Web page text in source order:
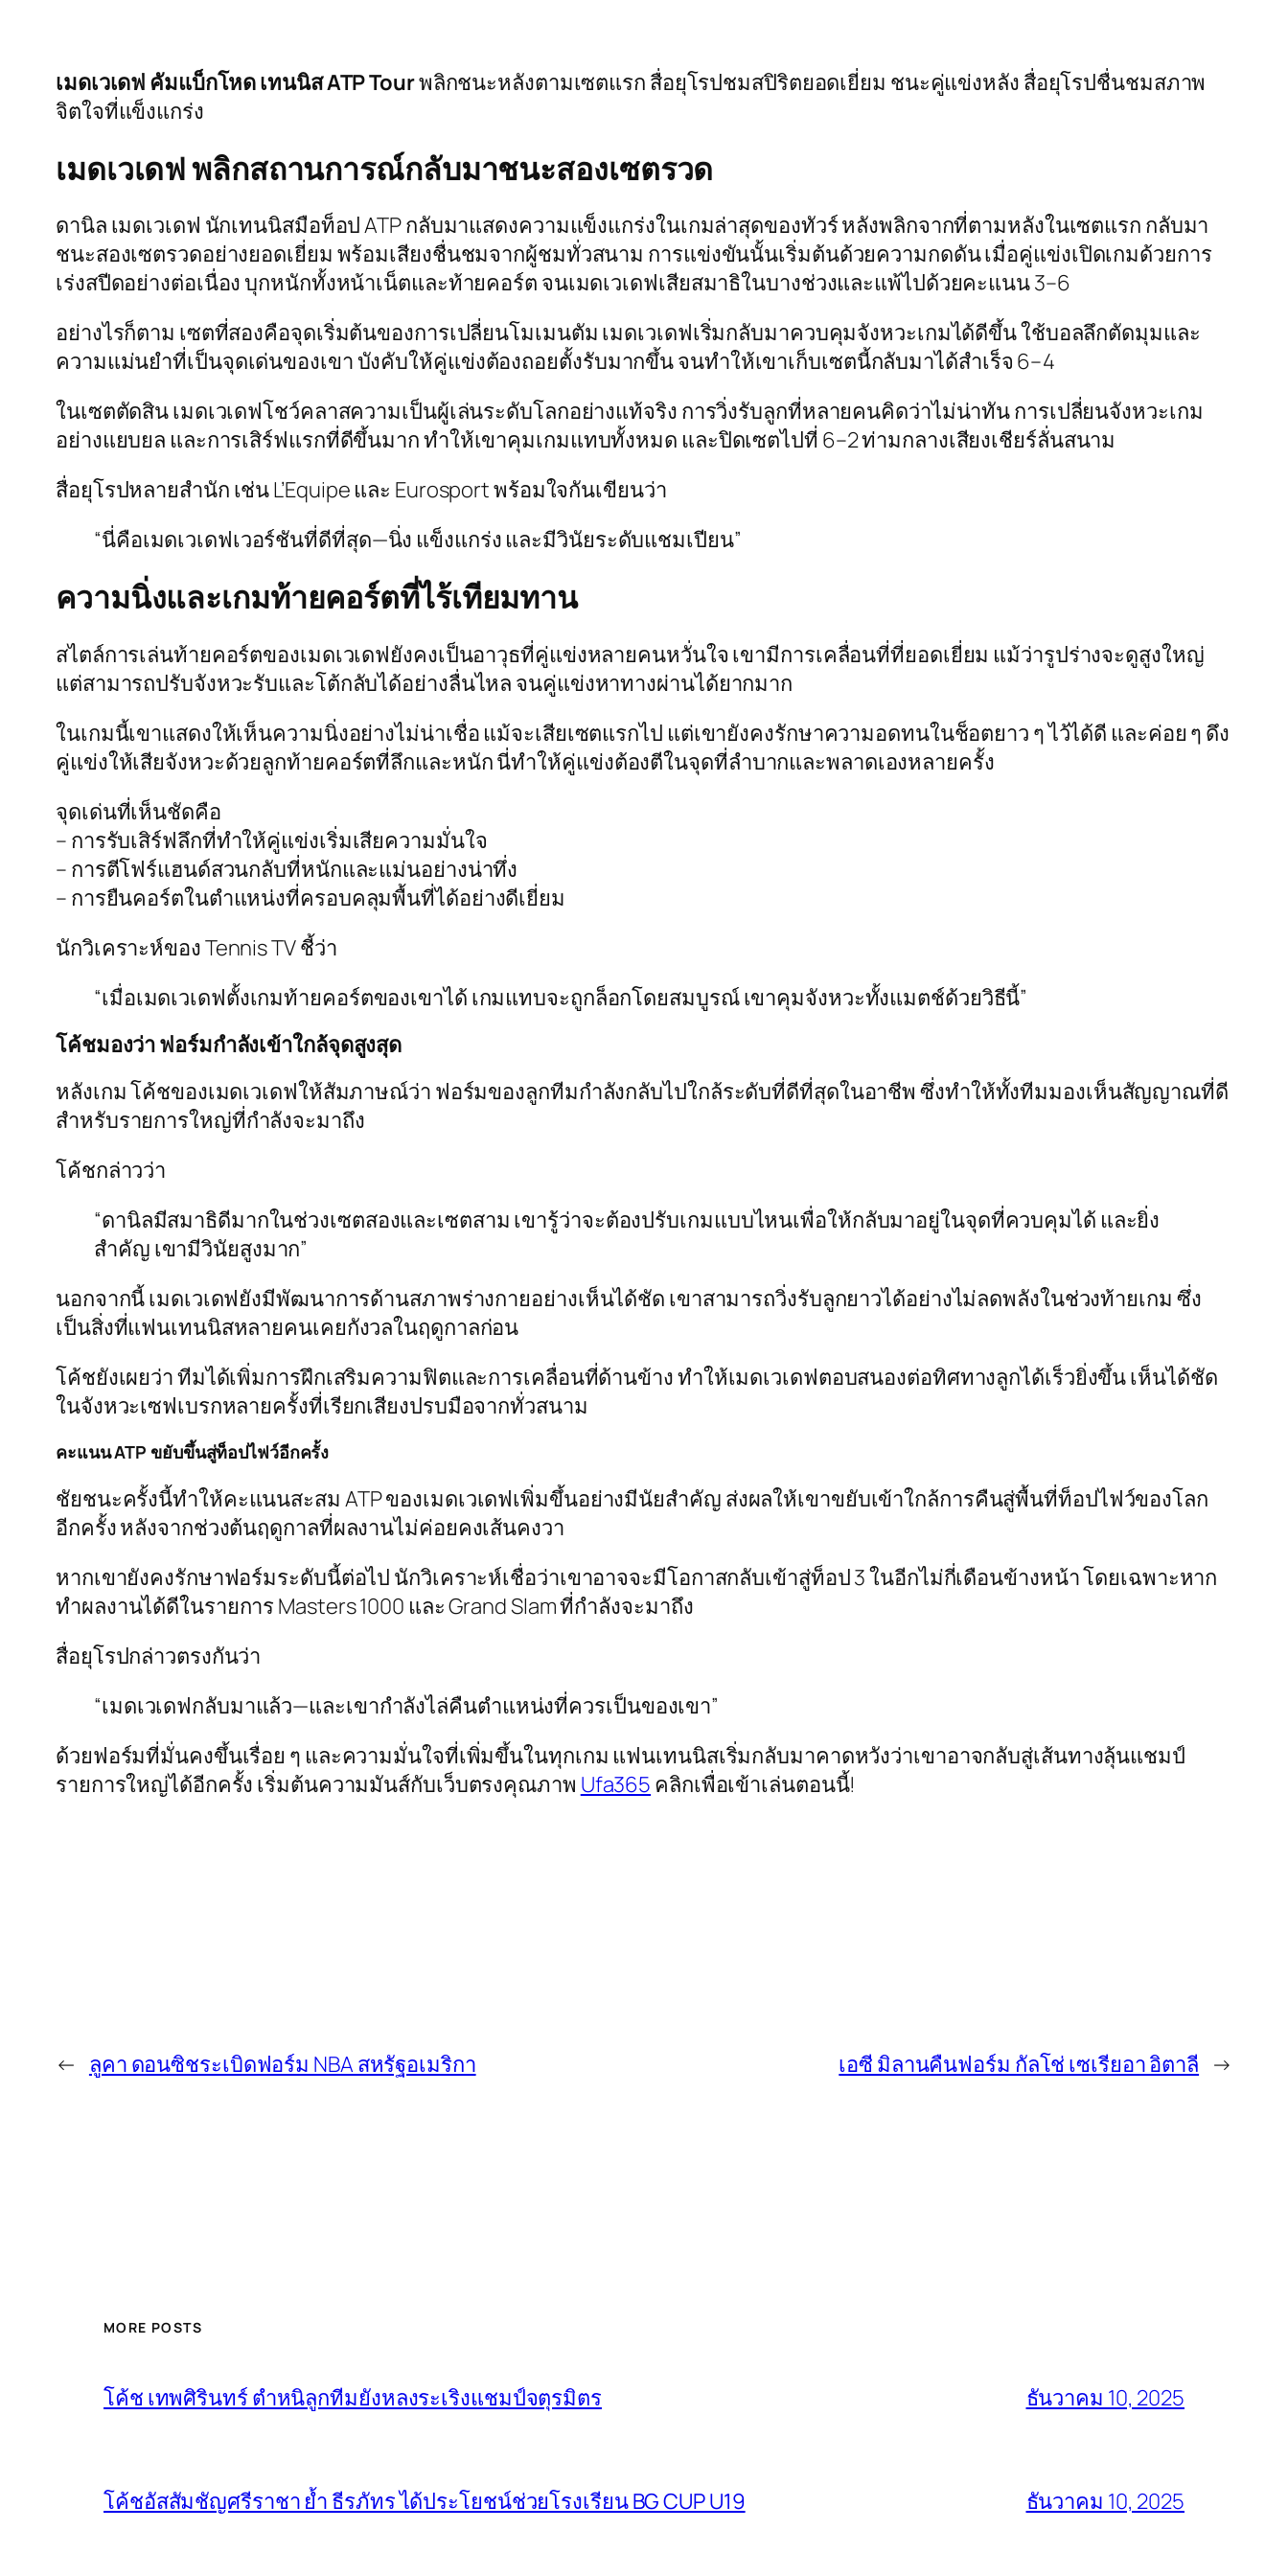
เมดเวเดฟ คัมแบ็กโหดเทนนิส ATP Tourพลิกชนะหลังตามเซตแรก สื่อยุโรปชมสปิริตยอดเยี่ยม ชนะคู่แข่งหลัง สื่อยุโรปชื่นชมสภาพ
จิตใจที่แข็งแกร่ง
เมดเวเดฟ พลิกสถานการณ์กลับมาชนะสองเซตรวด
ดานิล เมดเวเดฟ นักเทนนิสมือท็อป ATP กลับมาแสดงความแข็งแกร่งในเกมล่าสุดของทัวร์ หลังพลิกจากที่ตามหลังในเซตแรก กลับมา
ชนะสองเซตรวดอย่างยอดเยี่ยม พร้อมเสียงชื่นชมจากผู้ชมทั่วสนาม การแข่งขันนั้นเริ่มต้นด้วยความกดดัน เมื่อคู่แข่งเปิดเกมด้วยการ
เร่งสปีดอย่างต่อเนื่อง บุกหนักทั้งหน้าเน็ตและท้ายคอร์ต จนเมดเวเดฟเสียสมาธิในบางช่วงและแพ้ไปด้วยคะแนน 3–6
อย่างไรก็ตาม เซตที่สองคือจุดเริ่มต้นของการเปลี่ยนโมเมนตัม เมดเวเดฟเริ่มกลับมาควบคุมจังหวะเกมได้ดีขึ้น ใช้บอลลึกตัดมุมและ
ความแม่นยำที่เป็นจุดเด่นของเขา บังคับให้คู่แข่งต้องถอยตั้งรับมากขึ้น จนทำให้เขาเก็บเซตนี้กลับมาได้สำเร็จ 6–4
ในเซตตัดสิน เมดเวเดฟโชว์คลาสความเป็นผู้เล่นระดับโลกอย่างแท้จริง การวิ่งรับลูกที่หลายคนคิดว่าไม่น่าทัน การเปลี่ยนจังหวะเกม
อย่างแยบยล และการเสิร์ฟแรกที่ดีขึ้นมาก ทำให้เขาคุมเกมแทบทั้งหมด และปิดเซตไปที่ 6–2 ท่ามกลางเสียงเชียร์ลั่นสนาม
สื่อยุโรปหลายสำนัก เช่นL’Equipe และ Eurosportพร้อมใจกันเขียนว่า
“นี่คือเมดเวเดฟเวอร์ชันที่ดีที่สุด—นิ่ง แข็งแกร่ง และมีวินัยระดับแชมเปียน”
ความนิ่งและเกมท้ายคอร์ตที่ไร้เทียมทาน
สไตล์การเล่นท้ายคอร์ตของเมดเวเดฟยังคงเป็นอาวุธที่คู่แข่งหลายคนหวั่นใจ เขามีการเคลื่อนที่ที่ยอดเยี่ยม แม้ว่ารูปร่างจะดูสูงใหญ่
แต่สามารถปรับจังหวะรับและโต้กลับได้อย่างลื่นไหล จนคู่แข่งหาทางผ่านได้ยากมาก
ในเกมนี้เขาแสดงให้เห็นความนิ่งอย่างไม่น่าเชื่อ แม้จะเสียเซตแรกไป แต่เขายังคงรักษาความอดทนในช็อตยาว ๆ ไว้ได้ดี และค่อย ๆ ดึง
คู่แข่งให้เสียจังหวะด้วยลูกท้ายคอร์ตที่ลึกและหนัก นี่ทำให้คู่แข่งต้องตีในจุดที่ลำบากและพลาดเองหลายครั้ง
จุดเด่นที่เห็นชัดคือ
– การรับเสิร์ฟลึกที่ทำให้คู่แข่งเริ่มเสียความมั่นใจ
– การตีโฟร์แฮนด์สวนกลับที่หนักและแม่นอย่างน่าทึ่ง
– การยืนคอร์ตในตำแหน่งที่ครอบคลุมพื้นที่ได้อย่างดีเยี่ยม
นักวิเคราะห์ของTennis TVชี้ว่า
“เมื่อเมดเวเดฟตั้งเกมท้ายคอร์ตของเขาได้ เกมแทบจะถูกล็อกโดยสมบูรณ์ เขาคุมจังหวะทั้งแมตช์ด้วยวิธีนี้”
โค้ชมองว่า ฟอร์มกำลังเข้าใกล้จุดสูงสุด
หลังเกม โค้ชของเมดเวเดฟให้สัมภาษณ์ว่า ฟอร์มของลูกทีมกำลังกลับไปใกล้ระดับที่ดีที่สุดในอาชีพ ซึ่งทำให้ทั้งทีมมองเห็นสัญญาณที่ดี
สำหรับรายการใหญ่ที่กำลังจะมาถึง
โค้ชกล่าวว่า
“ดานิลมีสมาธิดีมากในช่วงเซตสองและเซตสาม เขารู้ว่าจะต้องปรับเกมแบบไหนเพื่อให้กลับมาอยู่ในจุดที่ควบคุมได้ และยิ่ง
สำคัญ เขามีวินัยสูงมาก”
นอกจากนี้ เมดเวเดฟยังมีพัฒนาการด้านสภาพร่างกายอย่างเห็นได้ชัด เขาสามารถวิ่งรับลูกยาวได้อย่างไม่ลดพลังในช่วงท้ายเกม ซึ่ง
เป็นสิ่งที่แฟนเทนนิสหลายคนเคยกังวลในฤดูกาลก่อน
โค้ชยังเผยว่า ทีมได้เพิ่มการฝึกเสริมความฟิตและการเคลื่อนที่ด้านข้าง ทำให้เมดเวเดฟตอบสนองต่อทิศทางลูกได้เร็วยิ่งขึ้น เห็นได้ชัด
ในจังหวะเซฟเบรกหลายครั้งที่เรียกเสียงปรบมือจากทั่วสนาม
คะแนน ATP ขยับขึ้นสู่ท็อปไฟว์อีกครั้ง
ชัยชนะครั้งนี้ทำให้คะแนนสะสม ATP ของเมดเวเดฟเพิ่มขึ้นอย่างมีนัยสำคัญ ส่งผลให้เขาขยับเข้าใกล้การคืนสู่พื้นที่ท็อปไฟว์ของโลก
อีกครั้ง หลังจากช่วงต้นฤดูกาลที่ผลงานไม่ค่อยคงเส้นคงวา
หากเขายังคงรักษาฟอร์มระดับนี้ต่อไป นักวิเคราะห์เชื่อว่าเขาอาจจะมีโอกาสกลับเข้าสู่ท็อป 3 ในอีกไม่กี่เดือนข้างหน้า โดยเฉพาะหาก
ทำผลงานได้ดีในรายการ Masters 1000 และ Grand Slam ที่กำลังจะมาถึง
สื่อยุโรปกล่าวตรงกันว่า
“เมดเวเดฟกลับมาแล้ว—และเขากำลังไล่คืนตำแหน่งที่ควรเป็นของเขา”
ด้วยฟอร์มที่มั่นคงขึ้นเรื่อย ๆ และความมั่นใจที่เพิ่มขึ้นในทุกเกม แฟนเทนนิสเริ่มกลับมาคาดหวังว่าเขาอาจกลับสู่เส้นทางลุ้นแชมป์
รายการใหญ่ได้อีกครั้ง เริ่มต้นความมันส์กับเว็บตรงคุณภาพ Ufa365 คลิกเพื่อเข้าเล่นตอนนี้!
← ลูคา ดอนซิชระเบิดฟอร์ม NBA สหรัฐอเมริกา เอซี มิลานคืนฟอร์ม กัลโช่ เซเรียอา อิตาลี →
MORE POSTS
โค้ช เทพศิรินทร์ ตำหนิลูกทีมยังหลงระเริงแชมป์จตุรมิตร ธันวาคม 10, 2025
โค้ชอัสสัมชัญศรีราชา ย้ำ ธีรภัทร ได้ประโยชน์ช่วยโรงเรียน BG CUP U19 ธันวาคม 10, 2025